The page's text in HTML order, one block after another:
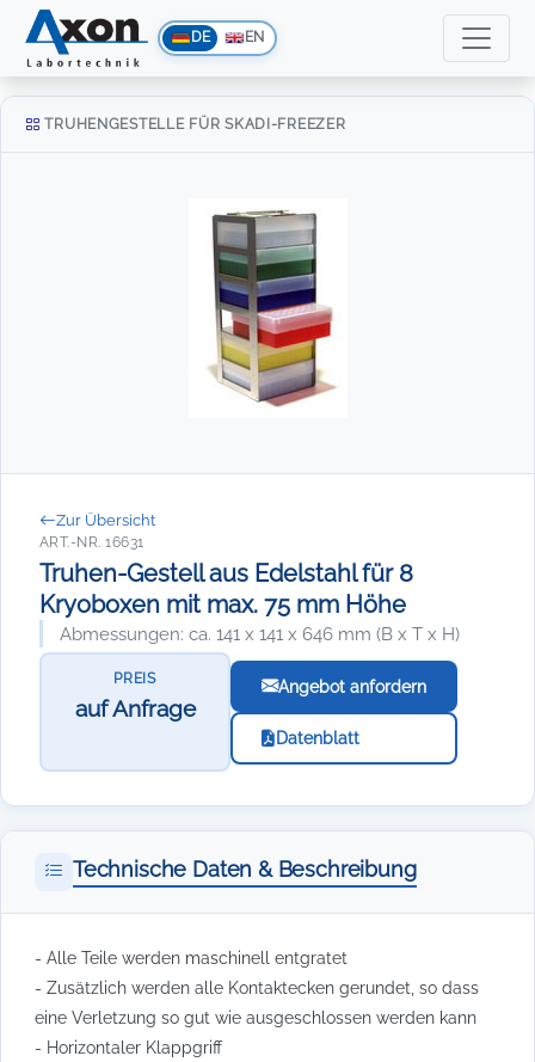
DE EN
TRUHENGESTELLE FÜR SKADI-FREEZER
Zur Übersicht
ART.-NR. 16631
Truhen-Gestell aus Edelstahl für 8
Kryoboxen mit max. 75 mm Höhe
Abmessungen: ca. 141 x 141 x 646 mm (B x T x H)
PREIS
auf Anfrage
Angebot anfordern
Datenblatt
Technische Daten & Beschreibung
- Alle Teile werden maschinell entgratet
- Zusätzlich werden alle Kontaktecken gerundet, so dass
eine Verletzung so gut wie ausgeschlossen werden kann
- Horizontaler Klappgriff